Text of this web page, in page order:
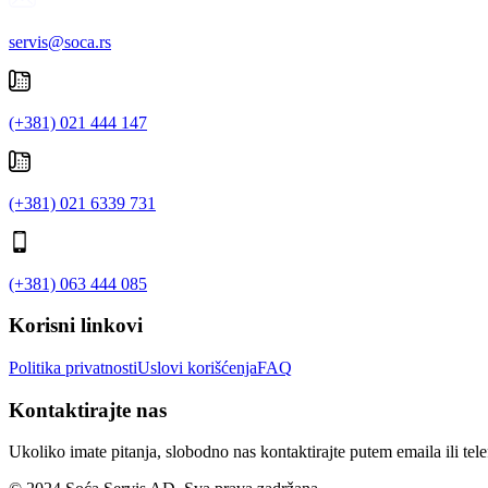
servis@soca.rs
(+381) 021 444 147
(+381) 021 6339 731
(+381) 063 444 085
Korisni linkovi
Politika privatnostiUslovi korišćenjaFAQ
Kontaktirajte nas
Ukoliko imate pitanja, slobodno nas kontaktirajte putem emaila ili